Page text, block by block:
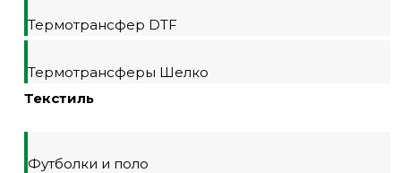
Термотрансфер DTF
Термотрансферы Шелко
Текстиль
Футболки и поло